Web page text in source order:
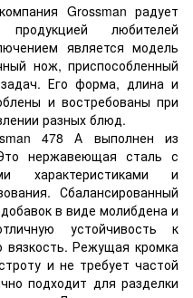
Grossman радует
продукцией любителей
является модель
нож, приспособленный
Его форма, длина и
и востребованы при
разных блюд.
478 А выполнен из
нержавеющая сталь с
характеристиками и
Сбалансированный
в виде молибдена и
устойчивость к
вязкость. Режущая кромка
и не требует частой
подходит для разделки